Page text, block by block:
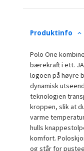
Produktinfo
Polo One
bærekraft i ett.
logoen på høyre
dynamisk
teknologien
kroppen, slik at
varme
hulls
komfort.
og står for